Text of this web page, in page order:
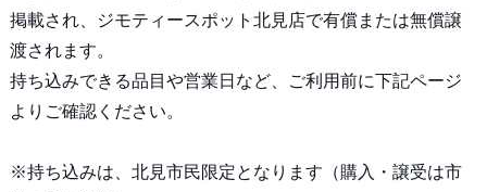
掲載され、ジモティースポット北見店で有償または無償譲
渡されます。
持ち込みできる品目や営業日など、ご利用前に下記ページ
よりご確認ください。
※持ち込みは、北見市民限定となります（購入・譲受は市